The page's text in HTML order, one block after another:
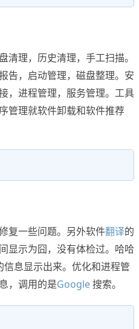
清理，历史清理，手工扫描。
告，启动管理，磁盘整理。安
，进程管理，服务管理。工具
管理就软件卸载和软件推荐
复一些问题。另外软件翻译的
显示为囧，没有体检过。哈哈
息显示出来。优化和进程管
，调用的是Google搜索。